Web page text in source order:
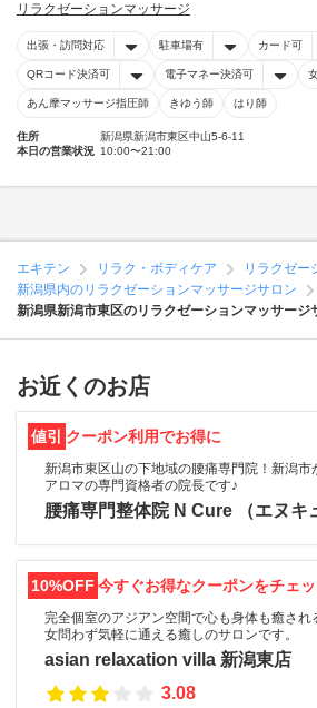
リラクゼーションマッサージ
出張・訪問対応 駐車場有 カード可
QRコード決済可 電子マネー決済可
あん摩マッサージ指圧師 きゆう師 はり師
住所
新潟県新潟市東区中山5-6-11
本日の営業状況 10:00〜21:00
エキテン リラク・ボディケア
リラクゼー
新潟県内のリラクゼーションマッサージサロン
新潟県新潟市東区のリラクゼーションマッサージ
お近くのお店
値引 クーポン利用でお得に
新潟市東区山の下地域の腰痛専門院！新潟
アロマの専門資格者の院長です♪
腰痛専門整体院 N Cure （エヌキ
10%OFF 今すぐお得なクーポンをチェッ
完全個室のアジアン空間で心も身体も癒され
女問わず気軽に通える癒しのサロンです。
asian relaxation villa 新潟東店
3.08